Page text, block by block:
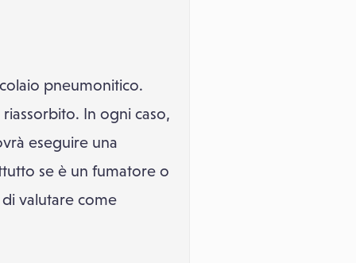
pneumonitico.
In ogni caso,
eseguire una
se è un fumatore o
valutare come